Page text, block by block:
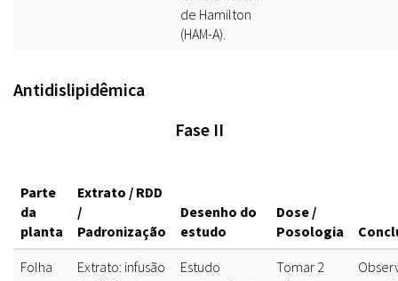
de Hamilton
(HAM-A).
Antidislipidêmica
Fase II
Parte
da
planta
Extrato / RDD
/
Padronização
Desenho do
estudo
Dose /
Posologia
Folha
Extrato: infusão
Estudo
Tomar 2